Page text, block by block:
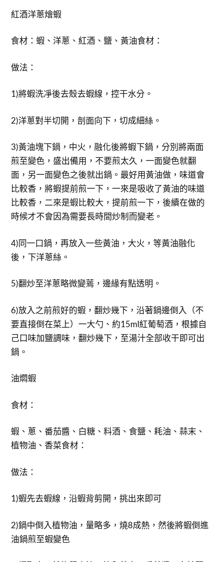
紅酒洋蔥燴蝦
食材：蝦、洋蔥、紅酒、鹽、黃油食材：
做法：
1)將蝦洗凈後去殼去蝦線，控干水分。
2)洋蔥對半切開，剖面向下，切成細絲。
3)黃油塊下鍋，中火，融化後將蝦下鍋，分別將兩面
煎至變色，盛出備用，不要煎太久，一面變色就翻
面，另一面變色之後就出鍋。最好用黃油做，味道會
比較香，將蝦提前煎一下，一來是吸收了黃油的味道
比較香，二來是蝦比較大，提前煎一下，後續在做的
時候才不會因為需要長時間炒制而變老。
4)同一口鍋，再放入一些黃油，大火，等黃油融化
後，下洋蔥絲。
5)翻炒至洋蔥略微變蔫，邊緣有點透明。
6)放入之前煎好的蝦，翻炒幾下，沿著鍋邊倒入（不
要直接倒在菜上）一大勺、約15ml紅葡萄酒，根據自
己口味加鹽調味，翻炒幾下，至湯汁全部收干即可出
鍋。
油燜蝦
食材：
蝦、蔥、番茄醬、白糖、料酒、食鹽、耗油、蒜末、
植物油、香菜食材：
做法：
1)蝦先去蝦線，沿蝦背剪開，挑出來即可
2)鍋中倒入植物油，量略多，燒8成熱，然後將蝦倒進
油鍋煎至蝦變色